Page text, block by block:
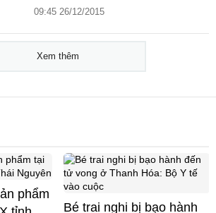
09:45 26/12/2015
Xem thêm
phẩm
Bé trai nghi bị bạo hành